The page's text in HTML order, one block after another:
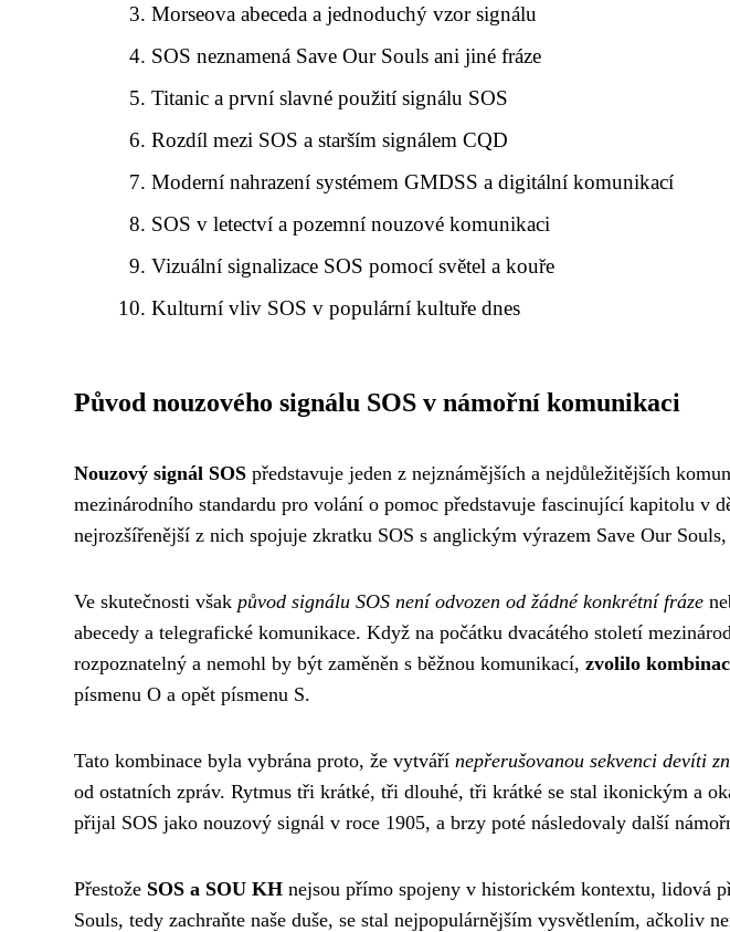
Morseova abeceda a jednoduchý vzor signálu
SOS neznamená Save Our Souls ani jiné fráze
Titanic a první slavné použití signálu SOS
Rozdíl mezi SOS a starším signálem CQD
Moderní nahrazení systémem GMDSS a digitální komunikací
SOS v letectví a pozemní nouzové komunikaci
Vizuální signalizace SOS pomocí světel a kouře
Kulturní vliv SOS v populární kultuře dnes
Původ nouzového signálu SOS v námořní komunikaci
Nouzový signál SOS představuje jeden z nejznámějších a nejdůležitějších
mezinárodního standardu pro volání o pomoc představuje fascinující kapitolu v
nejrozšířenější z nich spojuje zkratku SOS s anglickým výrazem Save Our
Ve skutečnosti však původ signálu SOS není odvozen od žádné konkrétní fráze
abecedy a telegrafické komunikace. Když na počátku dvacátého století
rozpoznatelný a nemohl by být zaměněn s běžnou komunikací, zvolilo
písmenu O a opět písmenu S.
Tato kombinace byla vybrána proto, že vytváří nepřerušovanou sekvenci devíti
od ostatních zpráv. Rytmus tři krátké, tři dlouhé, tři krátké se stal ikonickým a
přijal SOS jako nouzový signál v roce 1905, a brzy poté následovaly další
Přestože SOS a SOU KH nejsou přímo spojeny v historickém kontextu, lidová
Souls, tedy zachraňte naše duše, se stal nejpopulárnějším vysvětlením, ačkoliv